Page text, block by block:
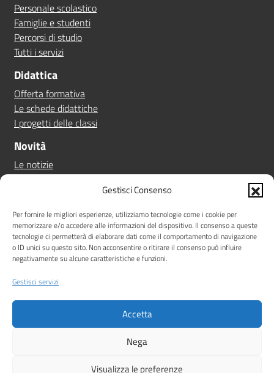
Gestisci Consenso
Per fornire le migliori esperienze, utilizziamo tecnologie come i cookie per
memorizzare e/o accedere alle informazioni del dispositivo. Il consenso a queste
tecnologie ci permetterà di elaborare dati come il comportamento di navigazione
o ID unici su questo sito. Non acconsentire o ritirare il consenso può influire
negativamente su alcune caratteristiche e funzioni.
Gestisci servizi
Accetta
Nega
Visualizza le preferenze
Personale scolastico
Famiglie e studenti
Percorsi di studio
Tutti i servizi
Didattica
Offerta formativa
Le schede didattiche
I progetti delle classi
Novità
Le notizie
Le circolari
Albo online
Pn 21/27
Ptof
Iscrizioni
Sicurezza
Amministrazione TrasparenteAlbo onlinePrivacy Policy
Dichiarazione di accessibilità
Idea e progetto di Designers Italia